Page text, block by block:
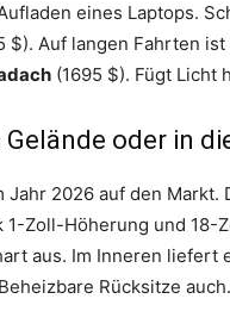
eines Laptops.
$). Auf langen Fahrten
(1695 $). Fügt Licht
Gelände oder in
Jahr 2026 auf den
1-Zoll-Höherung und
aus. Im Inneren
Rücksitze